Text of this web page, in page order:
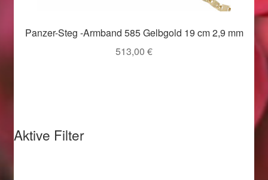
Warenkorb
Weihnachtsangebote 2017
Panzer-Steg -Armband 585 Gelbgold 19 cm 2,9 mm
513,00 €
Aktive Filter